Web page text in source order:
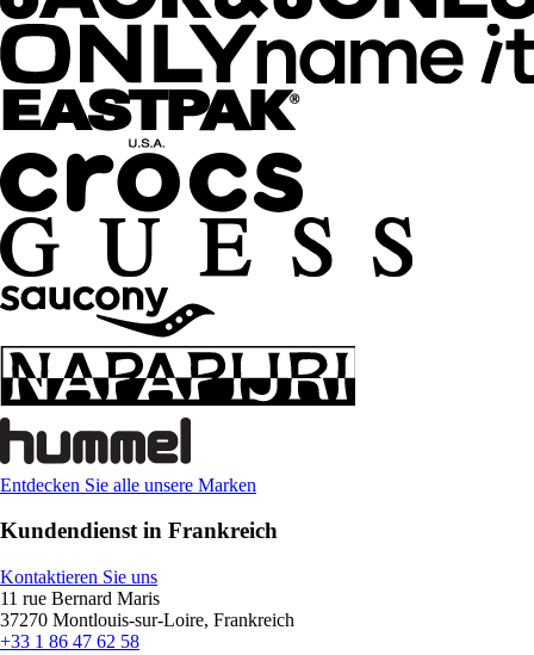
Entdecken Sie alle unsere Marken
Kundendienst in Frankreich
Kontaktieren Sie uns
11 rue Bernard Maris
37270 Montlouis-sur-Loire, Frankreich
+33 1 86 47 62 58